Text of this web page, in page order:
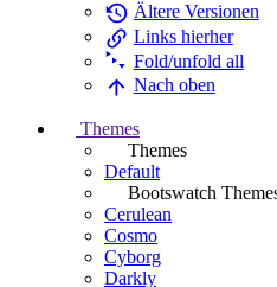
Ältere Versionen
Links hierher
Fold/unfold all
Nach oben
Themes
Themes
Default
Bootswatch
Cerulean
Cosmo
Cyborg
Darkly